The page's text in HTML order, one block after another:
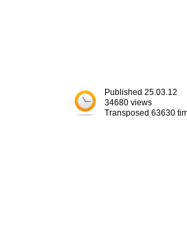
Published 25.03.12
34680 views
Transposed 63630